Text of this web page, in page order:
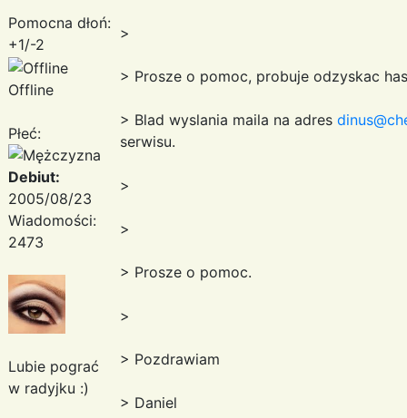
Pomocna dłoń:
+1/-2
Offline
Płeć:
Debiut:
2005/08/23
Wiadomości:
2473
Lubie pograć
w radyjku :)
>
> Prosze o pomoc, probuje odzyskac
> Blad wyslania maila na adres
serwisu.
>
>
> Prosze o pomoc.
>
> Pozdrawiam
> Daniel